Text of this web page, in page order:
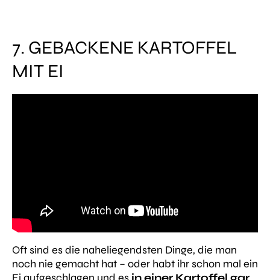
7. GEBACKENE KARTOFFEL
MIT EI
Oft sind es die naheliegendsten Dinge, die man
noch nie gemacht hat – oder habt ihr schon mal ein